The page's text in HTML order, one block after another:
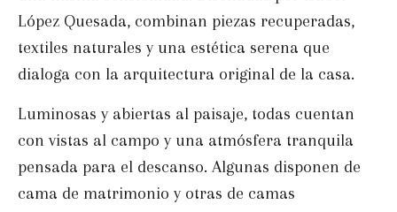
López Quesada, combinan piezas recuperadas,
textiles naturales y una estética serena que
dialoga con la arquitectura original de la casa.
Luminosas y abiertas al paisaje, todas cuentan
con vistas al campo y una atmósfera tranquila
pensada para el descanso. Algunas disponen de
cama de matrimonio y otras de camas